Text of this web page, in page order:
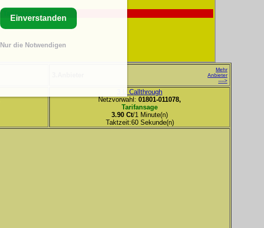
Tarifanzeige Filter:
Mehr
Anbieter
---->
3 U Callthrough
Netzvorwahl: 01801-011078,
Tarifansage
3.90 Ct/1 Minute(n)
Taktzeit:60 Sekunde(n)
Einverstanden
Nur die Notwendigen